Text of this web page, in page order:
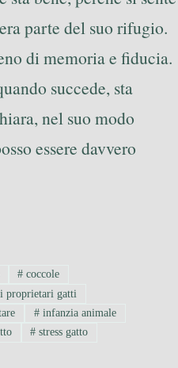
parte del suo rifugio.
di memoria e fiducia.
succede, sta
nel suo modo
essere davvero
# coccole
proprietari gatti
# infanzia animale
# stress gatto